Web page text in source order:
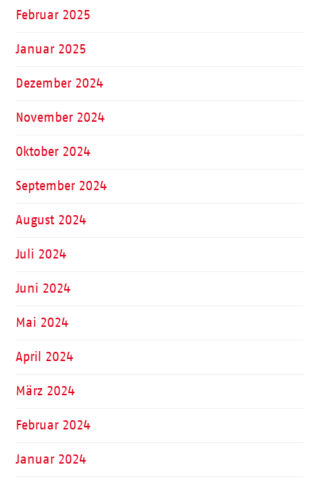
Februar 2025
Januar 2025
Dezember 2024
November 2024
Oktober 2024
September 2024
August 2024
Juli 2024
Juni 2024
Mai 2024
April 2024
März 2024
Februar 2024
Januar 2024